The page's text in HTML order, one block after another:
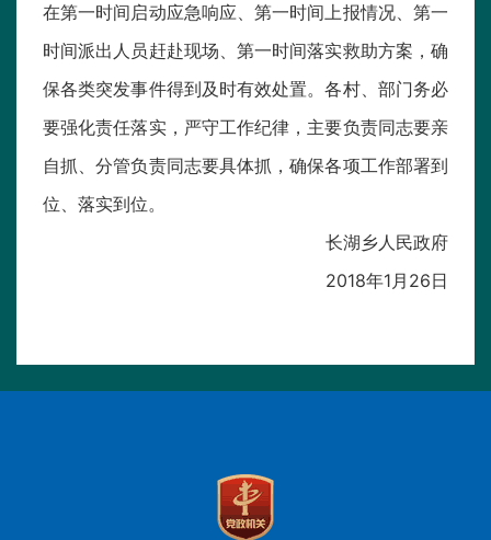
在第一时间启动应急响应、第一时间上报情况、第一
时间派出人员赶赴现场、第一时间落实救助方案，确
保各类突发事件得到及时有效处置。各村、部门务必
要强化责任落实，严守工作纪律，主要负责同志要亲
自抓、分管负责同志要具体抓，确保各项工作部署到
位、落实到位。
长湖乡人民政府
2018年1月26日